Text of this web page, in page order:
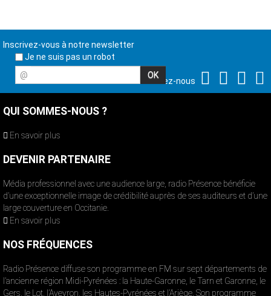
Inscrivez-vous à notre newsletter
Je ne suis pas un robot
@
Suivez-nous
QUI SOMMES-NOUS ?
En savoir plus
DEVENIR PARTENAIRE
Média professionnel avec une audience large, radio Présence bénéficie
d’une exceptionnelle image de crédibilité auprès de ses auditeurs et d’une
large couverture en Occitanie.
En savoir plus
NOS FRÉQUENCES
Radio Présence diffuse son programme en FM sur sept départements de
l’ancienne région Midi-Pyrénées : la Haute-Garonne, le Tarn et Garonne, le
Gers, le Lot, l’Aveyron, les Hautes-Pyrénées et l’Ariège. Son programme